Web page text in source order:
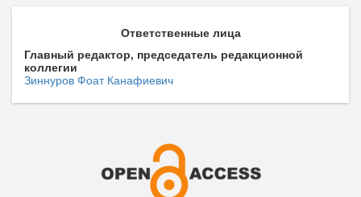
Ответственные лица
Главный редактор, председатель редакционной
коллегии
Зиннуров Фоат Канафиевич